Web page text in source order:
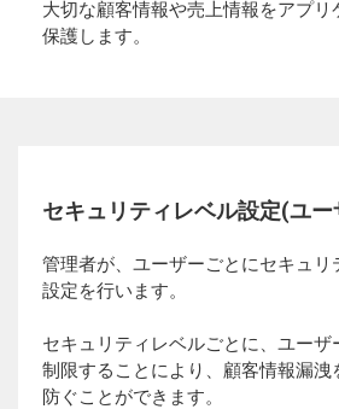
大切な顧客情報や売上情報をアプ
保護します。
セキュリティレベル設定(ユ
管理者が、ユーザーごとにセキュリ
設定を行います。
セキュリティレベルごとに、ユーザ
制限することにより、顧客情報漏洩
防ぐことができます。